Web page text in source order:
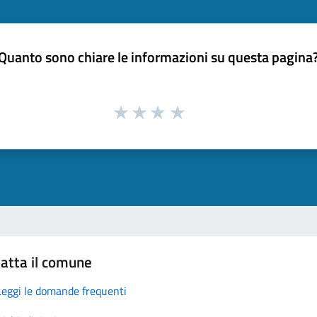
sono chiare le informazioni su questa
il comune
le domande frequenti